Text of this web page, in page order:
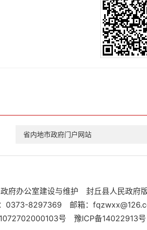
省内地市政府门户网站
府办公室建设与维护
封丘县人民政府
0373-8297369
邮箱：
号 豫ICP备14022913号